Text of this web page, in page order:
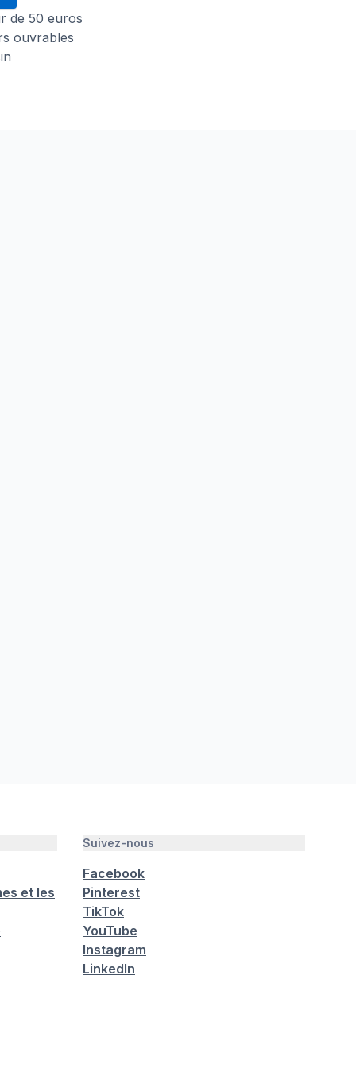
de 50 euros
ouvrables
et les
Suivez-nous
Facebook
Pinterest
TikTok
YouTube
Instagram
LinkedIn